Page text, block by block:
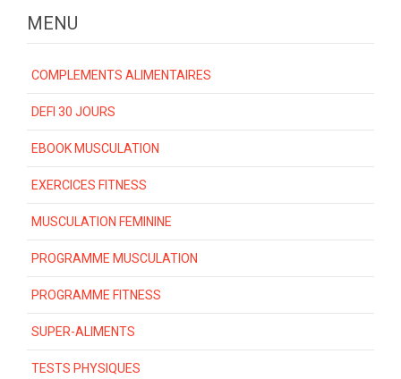
MENU
COMPLEMENTS ALIMENTAIRES
DEFI 30 JOURS
EBOOK MUSCULATION
EXERCICES FITNESS
MUSCULATION FEMININE
PROGRAMME MUSCULATION
PROGRAMME FITNESS
SUPER-ALIMENTS
TESTS PHYSIQUES